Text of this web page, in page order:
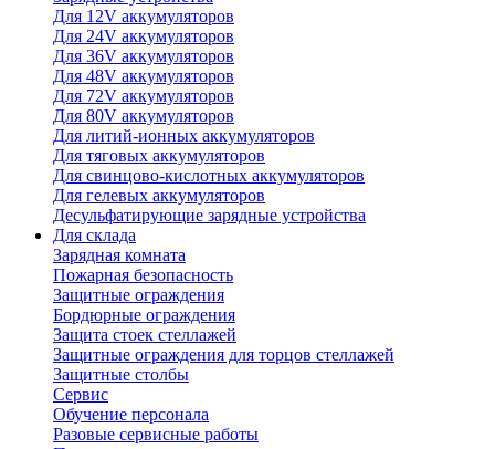
Для 12V аккумуляторов
Для 24V аккумуляторов
Для 36V аккумуляторов
Для 48V аккумуляторов
Для 72V аккумуляторов
Для 80V аккумуляторов
Для литий-ионных аккумуляторов
Для тяговых аккумуляторов
Для свинцово-кислотных аккумуляторов
Для гелевых аккумуляторов
Десульфатирующие зарядные устройства
Для склада
Зарядная комната
Пожарная безопасность
Защитные ограждения
Бордюрные ограждения
Защита стоек стеллажей
Защитные ограждения для торцов стеллажей
Защитные столбы
Сервис
Обучение персонала
Разовые сервисные работы